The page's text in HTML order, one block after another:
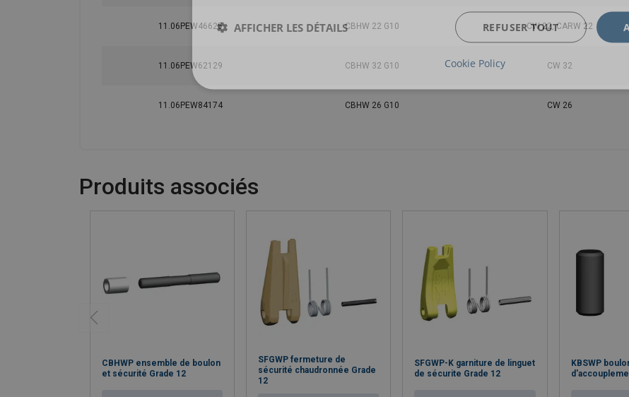
11.06PEW46625 CBHW 22 G10 CW 22, CARW 22
11.06PEW62129 CBHW 32 G10 CW 32
11.06PEW84174 CBHW 26 G10 CW 26
Produits associés
CBHWP ensemble de boulon
et sécurité Grade 12
SFGWP fermeture de
sécurité chaudronnée Grade
12
SFGWP-K garniture de linguet
de sécurite Grade 12
KBSWP
REFUSER TOUT
AFFICHER LES DÉTAILS
Cookie Policy